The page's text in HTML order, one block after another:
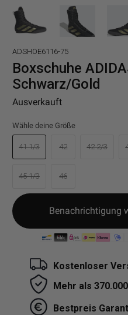
ADSHOE6116-75
Boxschuhe
Schwarz/Gold
Ausverkauft
Wähle deine Größe
41 1/3 42 42 2/3
45 1/3 46
Benachrichtigung
Kostenloser
Mehr als
Bestpreis